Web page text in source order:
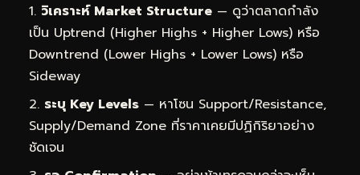
วิเคราะห์ Market Structure — ดูว่าตลาดกำลัง
เป็น Uptrend (Higher Highs + Higher Lows) หรือ
Downtrend (Lower Highs + Lower Lows) หรือ
Sideway
ระบุ Key Levels — หาโซน Support/Resistance,
Supply/Demand Zone ที่ราคาเคยมีปฏิกิริยาอย่าง
ชัดเจน